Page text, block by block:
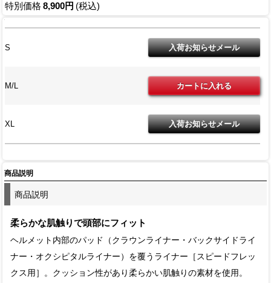
特別価格 8,900円 (税込)
S
M/L
XL
商品説明
商品説明
柔らかな肌触りで頭部にフィット
ヘルメット内部のパッド（クラウンライナー・バックサイドライ
ナー・オクシピタルライナー）を覆うライナー［スピードフレッ
クス用］。クッション性があり柔らかい肌触りの素材を使用。